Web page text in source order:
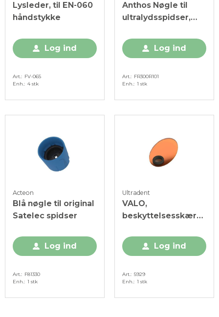
Lysleder, til EN-060
håndstykke
Log ind
Art.
FV-065
Enh.
4 stk
Anthos Nøgle til
ultralydsspidser,
Log ind
Art.
FR300R101
Enh.
1 stk
Acteon
Blå nøgle til original
Satelec spidser
Log ind
Art.
F81330
Enh. 1 stk
Ultradent
VALO,
beskyttelsesskærm,
trådløs, 1 stk.
Log ind
Art. 5929
Enh. 1 stk